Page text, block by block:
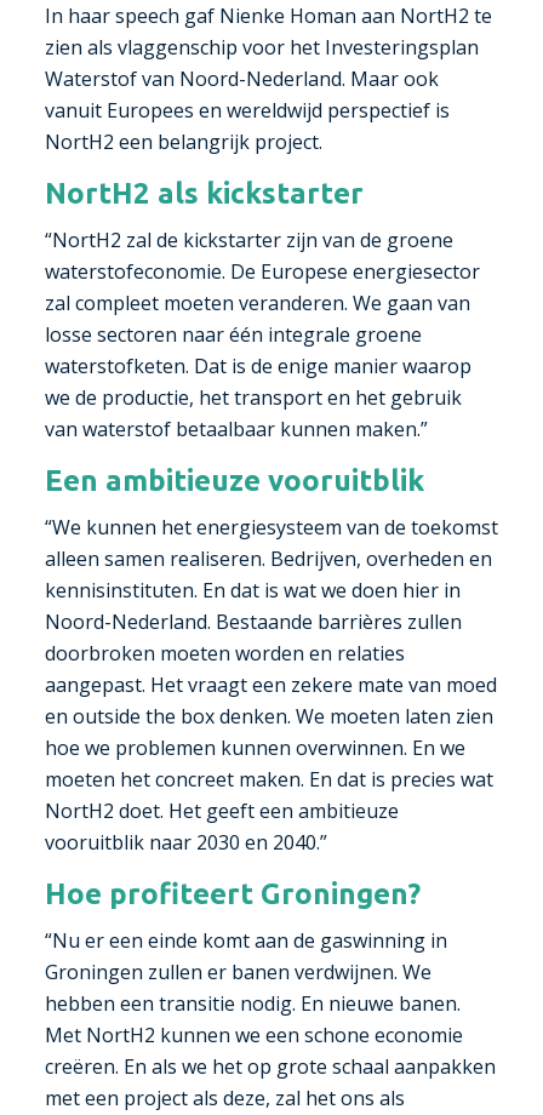
In haar speech gaf Nienke Homan aan NortH2 te
zien als vlaggenschip voor het Investeringsplan
Waterstof van Noord-Nederland. Maar ook
vanuit Europees en wereldwijd perspectief is
NortH2 een belangrijk project.
NortH2 als kickstarter
“NortH2 zal de kickstarter zijn van de groene
waterstofeconomie. De Europese energiesector
zal compleet moeten veranderen. We gaan van
losse sectoren naar één integrale groene
waterstofketen. Dat is de enige manier waarop
we de productie, het transport en het gebruik
van waterstof betaalbaar kunnen maken.”
Een ambitieuze vooruitblik
“We kunnen het energiesysteem van de toekomst
alleen samen realiseren. Bedrijven, overheden en
kennisinstituten. En dat is wat we doen hier in
Noord-Nederland. Bestaande barrières zullen
doorbroken moeten worden en relaties
aangepast. Het vraagt een zekere mate van moed
en outside the box denken. We moeten laten zien
hoe we problemen kunnen overwinnen. En we
moeten het concreet maken. En dat is precies wat
NortH2 doet. Het geeft een ambitieuze
vooruitblik naar 2030 en 2040.”
Hoe profiteert Groningen?
“Nu er een einde komt aan de gaswinning in
Groningen zullen er banen verdwijnen. We
hebben een transitie nodig. En nieuwe banen.
Met NortH2 kunnen we een schone economie
creëren. En als we het op grote schaal aanpakken
met een project als deze, zal het ons als